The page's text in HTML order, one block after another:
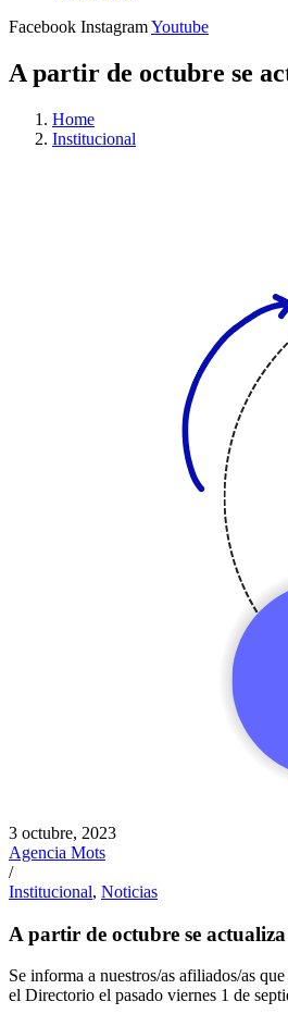
Facebook InstagramYoutube
A partir de octubre se
Home
Institucional
3 octubre, 2023
Agencia Mots
/
Institucional, Noticias
A partir de octubre se
Se informa a nuestros/as afiliados/as que
el Directorio el pasado viernes 1 de